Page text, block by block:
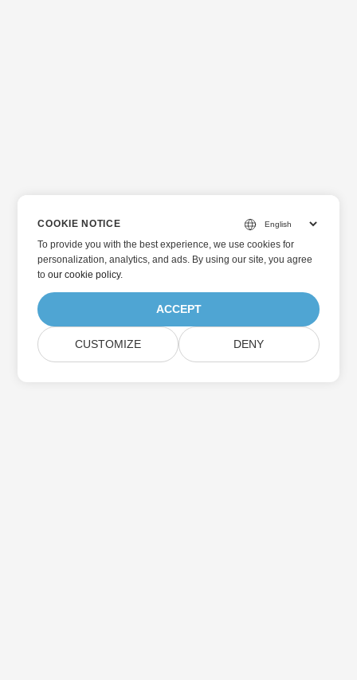
COOKIE NOTICE
To provide you with the best experience, we use cookies for
personalization, analytics, and ads. By using our site, you agree
toour cookie policy.
ACCEPT
CUSTOMIZE DENY